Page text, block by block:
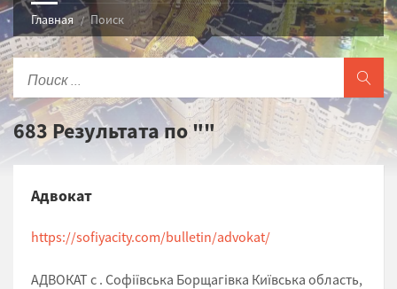
Главная Поиск
683 Результата по""
Адвокат
https://sofiyacity.com/bulletin/advokat/
АДВОКАТ с . Софіївська Борщагівка Київська область,